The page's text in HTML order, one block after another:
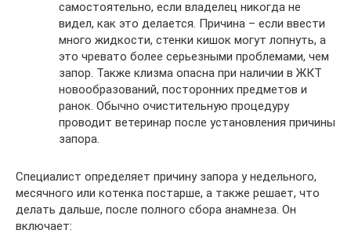
самостоятельно, если владелец никогда не
видел, как это делается. Причина – если ввести
много жидкости, стенки кишок могут лопнуть, а
это чревато более серьезными проблемами, чем
запор. Также клизма опасна при наличии в ЖКТ
новообразований, посторонних предметов и
ранок. Обычно очистительную процедуру
проводит ветеринар после установления причины
запора.
Специалист определяет причину запора у недельного,
месячного или котенка постарше, а также решает, что
делать дальше, после полного сбора анамнеза. Он
включает: